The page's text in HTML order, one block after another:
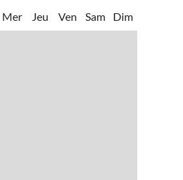
Mer Jeu Ven Sam Dim